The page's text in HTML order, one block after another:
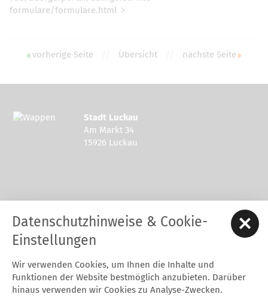
formulare/formulare.html
vorherige Seite Übersicht nächste Seite
Stadt Luckau
Am Markt 34
15926 Luckau
Tel.: 03544 - 594 0
Fax: 03544 - 2948
E-Mail:stadt@luckau.de
Start Karriere Kontakt Datenschutz
Impressum
Barrierefreiheitserklärung
Intern
Datenschutzhinweise & Cookie-
Einstellungen
Wir verwenden Cookies, um Ihnen die Inhalte und
Funktionen der Website bestmöglich anzubieten. Darüber
hinaus verwenden wir Cookies zu Analyse-Zwecken.